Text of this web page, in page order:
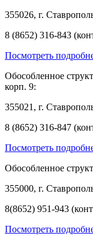
355026, г.
8 (8652) 316-843
Посмотреть
Обособленное
корп. 9:
355021, г.
8 (8652) 316-847
Посмотреть
Обособленное
355000, г.
8(8652) 951-943
Посмотреть